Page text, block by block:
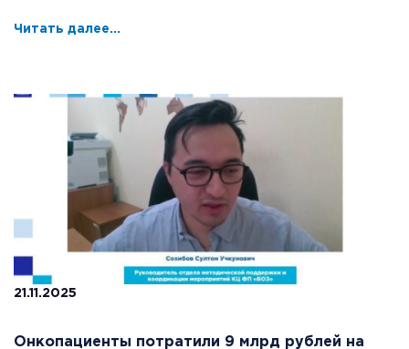
Читать далее...
21.11.2025
Онкопациенты потратили 9 млрд рублей на